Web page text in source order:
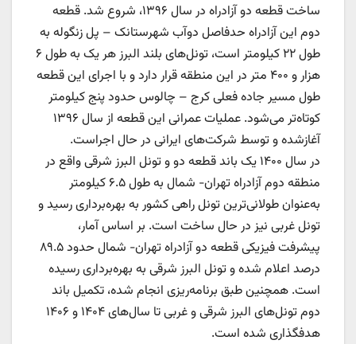
ساخت قطعه دو آزادراه در سال ۱۳۹۶، شروع شد. قطعه
دوم این آزادراه حدفاصل دو‌آب شهرستانک – پل زنگوله به
طول ۲۲ کیلومتر است، تونل‌های بلند البرز هر یک به طول ۶
هزار و ۴۰۰ متر در این منطقه قرار دارد و با اجرای این قطعه
طول مسیر جاده فعلی کرج – چالوس حدود پنج کیلومتر
کوتاه‌تر می‌شود. عملیات عمرانی این قطعه از سال ۱۳۹۶
آغازشده و توسط شرکت‌های ایرانی در حال اجراست.
در سال ۱۴۰۰ یک باند قطعه دو و تونل البرز شرقی واقع در
منطقه دوم آزادراه تهران- شمال به طول ۶.۵ کیلومتر
به‌عنوان طولانی‌ترین تونل راهی کشور به بهره‌برداری رسید و
تونل غربی نیز در حال ساخت است. بر اساس آمار،
پیشرفت فیزیکی قطعه دو آزادراه تهران- شمال حدود ۸۹.۵
درصد اعلام شده و تونل البرز شرقی به بهره‌برداری رسیده
است. همچنین طبق برنامه‌ریزی انجام شده، تکمیل باند
دوم تونل‌های البرز شرقی و غربی تا سال‌های ۱۴۰۴ و ۱۴۰۶
هدفگذاری شده است.